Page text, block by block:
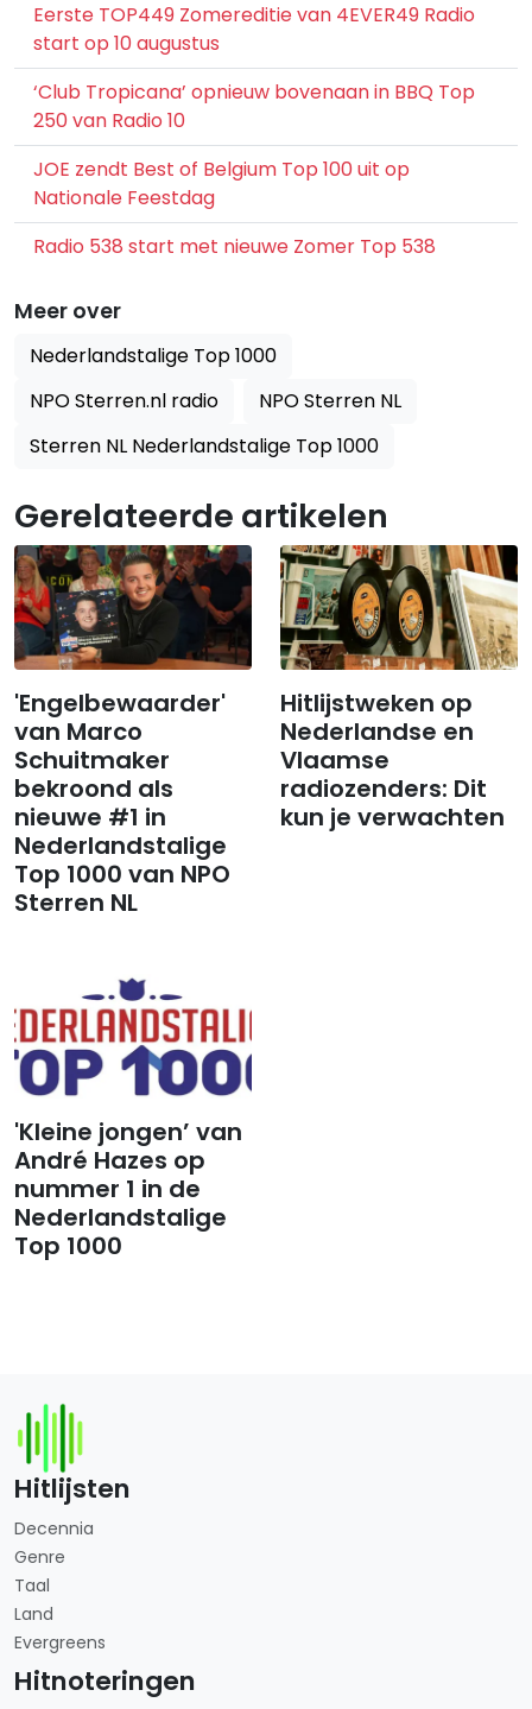
Eerste TOP449 Zomereditie van 4EVER49 Radio
start op 10 augustus
‘Club Tropicana’ opnieuw bovenaan in BBQ Top
250 van Radio 10
JOE zendt Best of Belgium Top 100 uit op
Nationale Feestdag
Radio 538 start met nieuwe Zomer Top 538
Meer over
Nederlandstalige Top 1000
NPO Sterren.nl radio
NPO Sterren NL
Sterren NL Nederlandstalige Top 1000
Gerelateerde artikelen
'Engelbewaarder'
van Marco
Schuitmaker
bekroond als
nieuwe #1 in
Nederlandstalige
Top 1000 van NPO
Sterren NL
Hitlijstweken op
Nederlandse en
Vlaamse
radiozenders: Dit
kun je verwachten
'Kleine jongen’ van
André Hazes op
nummer 1 in de
Nederlandstalige
Top 1000
Hitlijsten
Decennia
Genre
Taal
Land
Evergreens
Hitnoteringen